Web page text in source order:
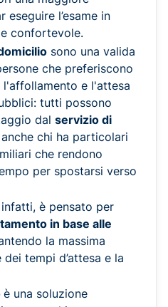
l’esame in
e confortevole.
sono una valida
che preferiscono
l'affollamento e l'attesa
tutti possono
dal servizio di
anche chi ha particolari
che rendono
per spostarsi verso
è pensato per
in base alle
la massima
tempi d’attesa e la
è una soluzione